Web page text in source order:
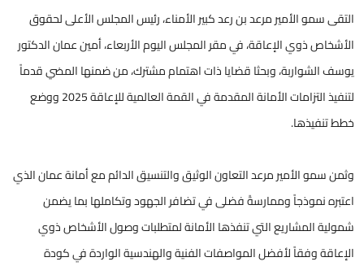
التقى سمو الأمير مرعد بن رعد كبير الأمناء، رئيس المجلس الأعلى لحقوق
الأشخاص ذوي الإعاقة، في مقر المجلس اليوم الأربعاء، أمين عمان الدكتور
يوسف الشواربة، وبحثا قضايا ذات اهتمام مشترك، من ضمنها المضي قدماً
لتنفيذ التزامات الأمانة المقدمة في القمة العالمية للإعاقة 2025 ووضع
خطط تنفيذها.
وثمن سمو الأمير مرعد التعاون الوثيق والتنسيق الدائم مع أمانة عمان الذي
اعتبره نموذجاً وممارسةً فضلى في تضافر الجهود وتكاملها بما يضمن
شمولية المشاريع التي تنفذها الأمانة لمتطلبات وصول الأشخاص ذوي
الإعاقة وفقاً لأفضل المواصفات الفنية والهندسية الواردة في كودة